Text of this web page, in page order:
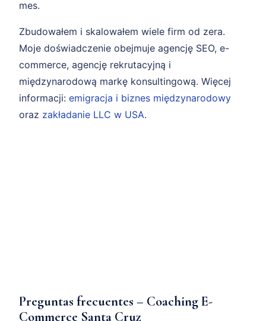
mes.
Zbudowałem i skalowałem wiele firm od zera.
Moje doświadczenie obejmuje agencję SEO, e-
commerce, agencję rekrutacyjną i
międzynarodową markę konsultingową. Więcej
informacji: emigracja i biznes międzynarodowy
oraz zakładanie LLC w USA.
Preguntas frecuentes – Coaching E-
Commerce Santa Cruz